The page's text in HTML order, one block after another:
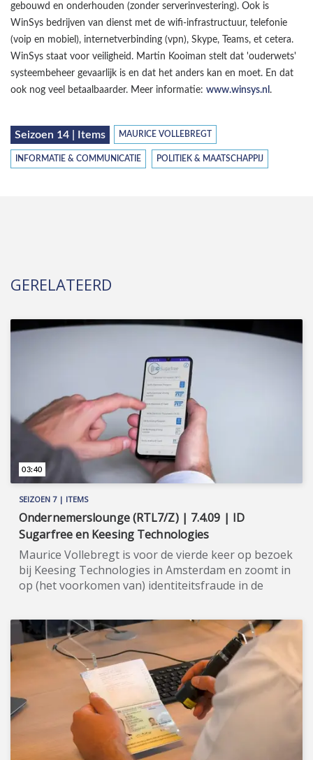
gebouwd en onderhouden (zonder serverinvestering). Ook is
WinSys bedrijven van dienst met de wifi-infrastructuur, telefonie
(voip en mobiel), internetverbinding (vpn), Skype, Teams, et cetera.
WinSys staat voor veiligheid. Martin Kooiman stelt dat 'ouderwets'
systeembeheer gevaarlijk is en dat het anders kan en moet. En dat
ook nog veel betaalbaarder. Meer informatie: www.winsys.nl .
Seizoen 14 | Items MAURICE VOLLEBREGT
INFORMATIE & COMMUNICATIE POLITIEK & MAATSCHAPPIJ
GERELATEERD
SEIZOEN 7 | ITEMS
Ondernemerslounge (RTL7/Z) | 7.4.09 | ID
Sugarfree en Keesing Technologies
Maurice Vollebregt is voor de vierde keer op bezoek
bij Keesing Technologies in Amsterdam en zoomt in
op (het voorkomen van) identiteitsfraude in de
softwarebedrijf ID Sugarfree regelt u de
'onboarding' van bijvoorbeeld uw klanten ('know
your customer') of personeel (pre-employment
screening) op een moderne, uiterst veilige manier.
Met (de app van) ID Sugarfree checkt u in een
handomdraai verschillende typen
identiteitsdocumenten. De app is zeer geavanceerd
en leest onder meer de tekst op het document (OCR-
techniek), waarna de app ook de NFC-chip uitleest
en de data vergelijkt. Een hypermoderne
03:40